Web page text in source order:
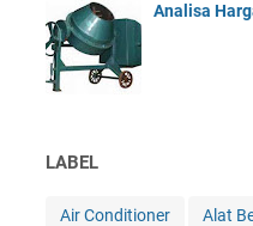
Analisa
LABEL
Air Conditioner Alat